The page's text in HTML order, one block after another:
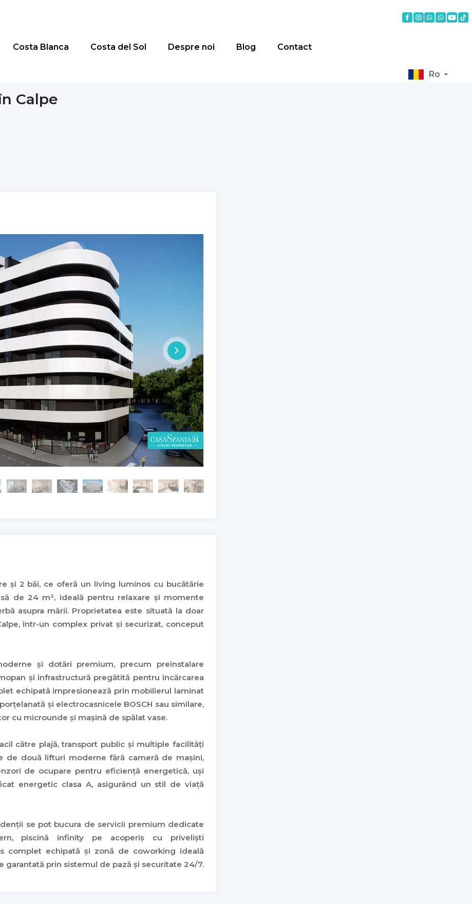
Costa Blanca Costa del Sol Despre noi Blog Contact
Ro
Calpe
și 2 băi, ce oferă un living luminos cu bucătărie
de 24 m², ideală pentru relaxare și momente
asupra mării. Proprietatea este situată la doar
într-un complex privat și securizat, conceput
și dotări premium, precum preinstalare
și infrastructură pregătită pentru încărcarea
echipată impresionează prin mobilierul laminat
și electrocasnicele BOSCH sau similare,
cu microunde și mașină de spălat vase.
către plajă, transport public și multiple facilități
de două lifturi moderne fără cameră de mașini,
de ocupare pentru eficiență energetică, uși
energetic clasa A, asigurând un stil de viață
se pot bucura de servicii premium dedicate
piscină infinity pe acoperiș cu priveliști
complet echipată și zonă de coworking ideală
garantată prin sistemul de pază și securitate 24/7.